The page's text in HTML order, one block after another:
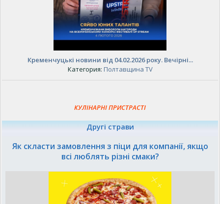
Кременчуцькі новини від 04.02.2026 року. Вечірні...
Категория: Полтавщина TV
КУЛІНАРНІ ПРИСТРАСТІ
Другі страви
Як скласти замовлення з піци для компанії, якщо
всі люблять різні смаки?